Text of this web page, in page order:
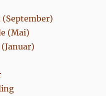
(September)
(Mai)